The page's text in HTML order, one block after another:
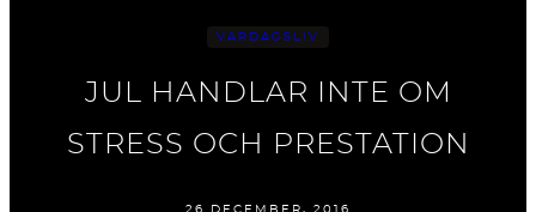
VARDAGSLIV
JUL HANDLAR INTE OM
STRESS OCH PRESTATION
26 DECEMBER, 2016